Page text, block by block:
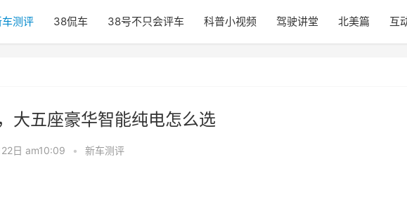
测评 38侃车 38号不只会评车 科普小视频 驾驶讲堂 北美篇 互
大五座豪华智能纯电怎么选
日 am10:09 • 新车测评